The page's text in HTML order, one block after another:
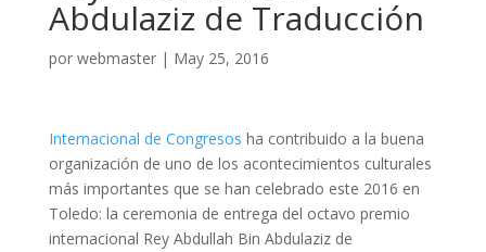
Abdulaziz de Traducción
por webmaster| May 25, 2016
Internacional de Congresos ha contribuido a la buena
organización de uno de los acontecimientos culturales
más importantes que se han celebrado este 2016 en
Toledo: la ceremonia de entrega del octavo premio
internacional Rey Abdullah Bin Abdulaziz de